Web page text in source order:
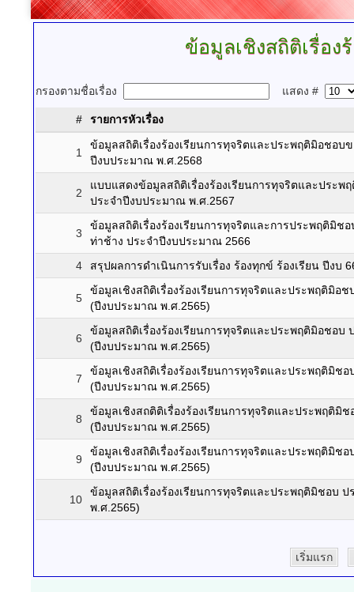
ข้อมูลเชิงสถิติเรื่อ
กรองตามชื่อเรื่อง แสดง #
# รายการหัวเรื่อง
1
ข้อมูลสถิติเรื่องร้องเรียนการทุจริตและประพฤติมิอชอบ
ปีงบประมาณ พ.ศ.2568
2
แบบแสดงข้อมูลสถิติเรื่องร้องเรียนการทุจริตและประพ
ประจำปีงบประมาณ พ.ศ.2567
3
ข้อมูลสถิติเรื่องร้องเรียนการทุจริตและการประพฤติมิช
ท่าช้าง ประจำปีงบประมาณ 2566
4
สรุปผลการดำเนินการรับเรื่อง ร้องทุกข์ ร้องเรียน ปีงบ
5
ข้อมูลเชิงสถิติเรื่องร้องเรียนการทุจริตและประพฤติมิอ
(ปีงบประมาณ พ.ศ.2565)
6
ข้อมูลสถิติเรื่องร้องเรียนการทุจริตและประพฤติมิอชอบ
(ปีงบประมาณ พ.ศ.2565)
7
ข้อมูลเชิงสถิติเรื่องร้องเรียนการทุจริตและประพฤติมิช
(ปีงบประมาณ พ.ศ.2565)
8
ข้อมูลเชิงสถติติเรื่องร้องเรียนการทุจริตและประพฤติมิ
(ปีงบประมาณ พ.ศ.2565)
9
ข้อมูลเชิงสถิติเรื่องร้องเรียนการทุจริตและประพฤติมิช
(ปีงบประมาณ พ.ศ.2565)
10
ข้อมูลสถิติเรื่องร้องเรียนการทุจริตและประพฤติมิชอบ
พ.ศ.2565)
เริ่มแรก